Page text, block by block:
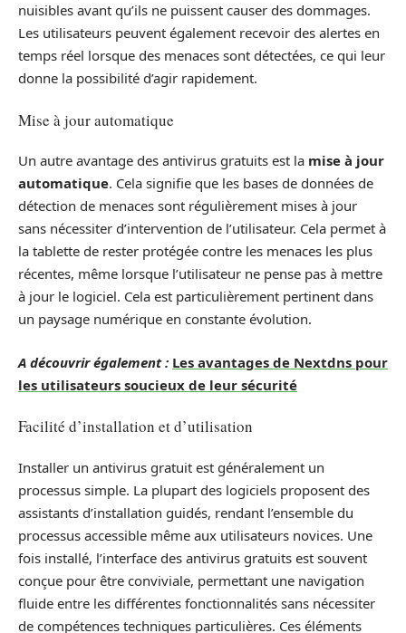
nuisibles avant qu’ils ne puissent causer des dommages.
Les utilisateurs peuvent également recevoir des alertes en
temps réel lorsque des menaces sont détectées, ce qui leur
donne la possibilité d’agir rapidement.
Mise à jour automatique
Un autre avantage des antivirus gratuits est la mise à jour
automatique. Cela signifie que les bases de données de
détection de menaces sont régulièrement mises à jour
sans nécessiter d’intervention de l’utilisateur. Cela permet à
la tablette de rester protégée contre les menaces les plus
récentes, même lorsque l’utilisateur ne pense pas à mettre
à jour le logiciel. Cela est particulièrement pertinent dans
un paysage numérique en constante évolution.
A découvrir également : Les avantages de Nextdns pour
les utilisateurs soucieux de leur sécurité
Facilité d’installation et d’utilisation
Installer un antivirus gratuit est généralement un
processus simple. La plupart des logiciels proposent des
assistants d’installation guidés, rendant l’ensemble du
processus accessible même aux utilisateurs novices. Une
fois installé, l’interface des antivirus gratuits est souvent
conçue pour être conviviale, permettant une navigation
fluide entre les différentes fonctionnalités sans nécessiter
de compétences techniques particulières. Ces éléments